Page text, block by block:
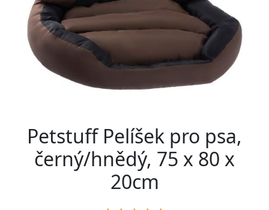
Petstuff Pelíšek pro psa,
černý/hnědý, 75 x 80 x
20cm